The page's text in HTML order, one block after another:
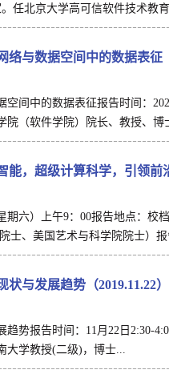
任北京大学高可信软件技术教
络与数据空间中的数据表征
空间中的数据表征报告时间：
院（软件学院）院长、教授、博
能，超级计算科学，引领
期六）上午9：00报告地点：
士、美国艺术与科学院院士）
状与发展趋势（2019.11.22）
趋势报告时间：11月22日
大学教授(二级)，博士...